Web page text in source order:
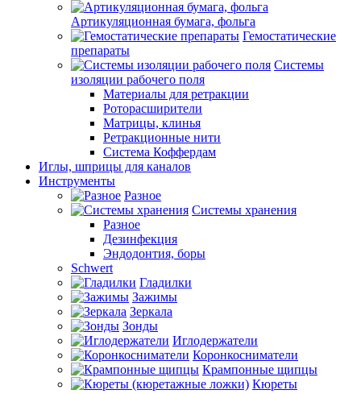
Артикуляционная бумага, фольга
Гемостатические
препараты
Системы
изоляции рабочего поля
Материалы для ретракции
Роторасширители
Матрицы, клинья
Ретракционные нити
Система Коффердам
Иглы, шприцы для каналов
Инструменты
Разное
Системы хранения
Разное
Дезинфекция
Эндодонтия, боры
Schwert
Гладилки
Зажимы
Зеркала
Зонды
Иглодержатели
Коронкосниматели
Крампонные щипцы
Кюреты